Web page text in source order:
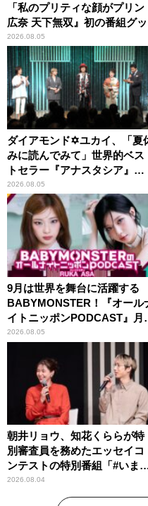
「私のプリティな顔がプリ
広奈 天下無双』初の番組グ
2026.08.05
ダイアモンド✡ユカイ、「夏
みに読んでみて」世界的ベス
トセラー『アナスタシア』を
紹介
2026.08.05
9月は世界を舞台に活躍する
BABYMONSTER！『オール
イトニッポンPODCAST』月
わりパーソナリティ
2026.08.05
朝井リョウ、知花くららが特
別審査員を務めたエッセイコ
ンテストの特別番組「#いま
なたに伝えたいこと」
2026.08.04